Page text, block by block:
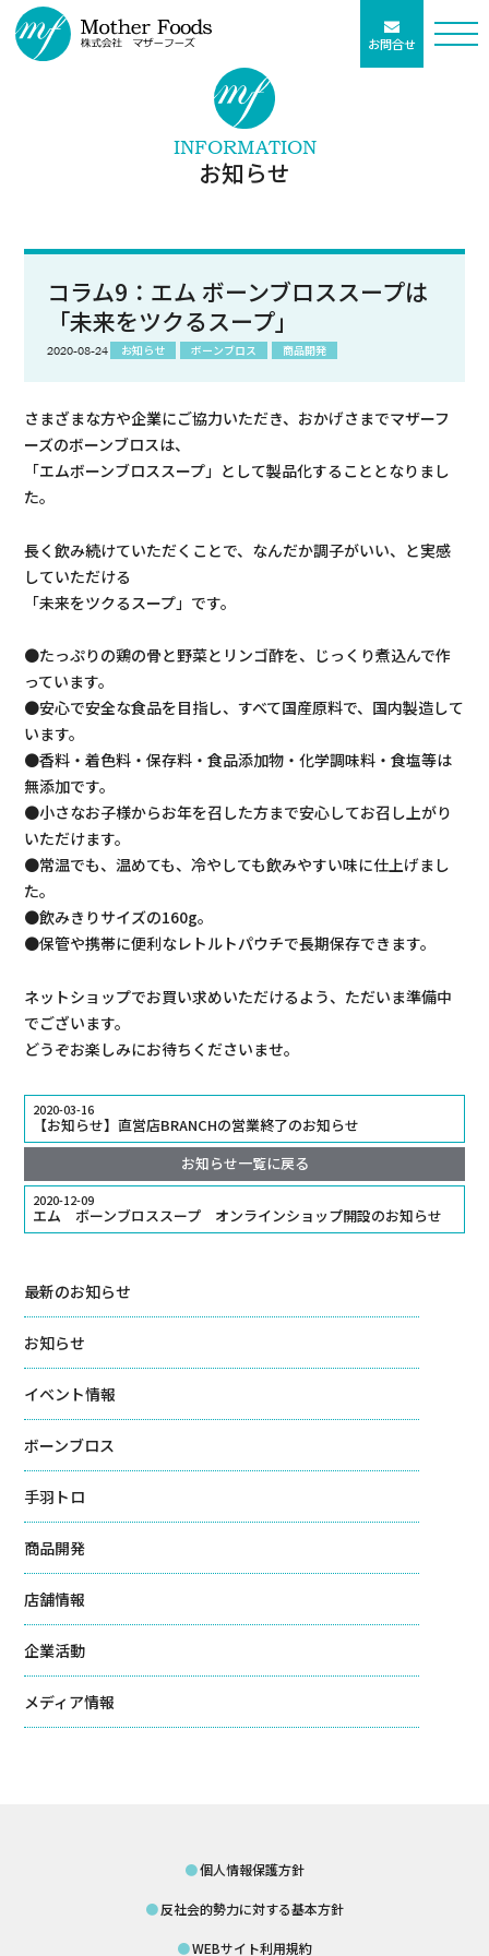
お問合せ
INFORMATION
お知らせ
最新のお知らせ
お知らせ
イベント情報
ボーンブロス
手羽トロ
商品開発
店舗情報
企業活動
メディア情報
コラム9：エム ボーンブロススープは
「未来をツクるスープ」
2020-08-24 お知らせ ボーンブロス 商品開発
さまざまな方や企業にご協力いただき、おかげさまでマザーフ
ーズのボーンブロスは、
「エムボーンブロススープ」として製品化することとなりまし
た。
長く飲み続けていただくことで、なんだか調子がいい、と実感
していただける
「未来をツクるスープ」です。
●たっぷりの鶏の骨と野菜とリンゴ酢を、じっくり煮込んで作
っています。
●安心で安全な食品を目指し、すべて国産原料で、国内製造して
います。
●香料・着色料・保存料・食品添加物・化学調味料・食塩等は
無添加です。
●小さなお子様からお年を召した方まで安心してお召し上がり
いただけます。
●常温でも、温めても、冷やしても飲みやすい味に仕上げまし
た。
●飲みきりサイズの160g。
●保管や携帯に便利なレトルトパウチで長期保存できます。
ネットショップでお買い求めいただけるよう、ただいま準備中
でございます。
どうぞお楽しみにお待ちくださいませ。
2020-03-16
【お知らせ】直営店BRANCHの営業終了のお知らせ
お知らせ一覧に戻る
2020-12-09
エム ボーンブロススープ オンラインショップ開設のお知らせ
個人情報保護方針
反社会的勢力に対する基本方針
WEBサイト利用規約